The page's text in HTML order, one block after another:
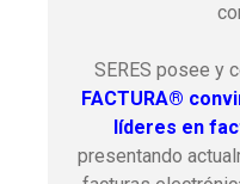
SERES posee y
FACTURA®
líderes en
presentando